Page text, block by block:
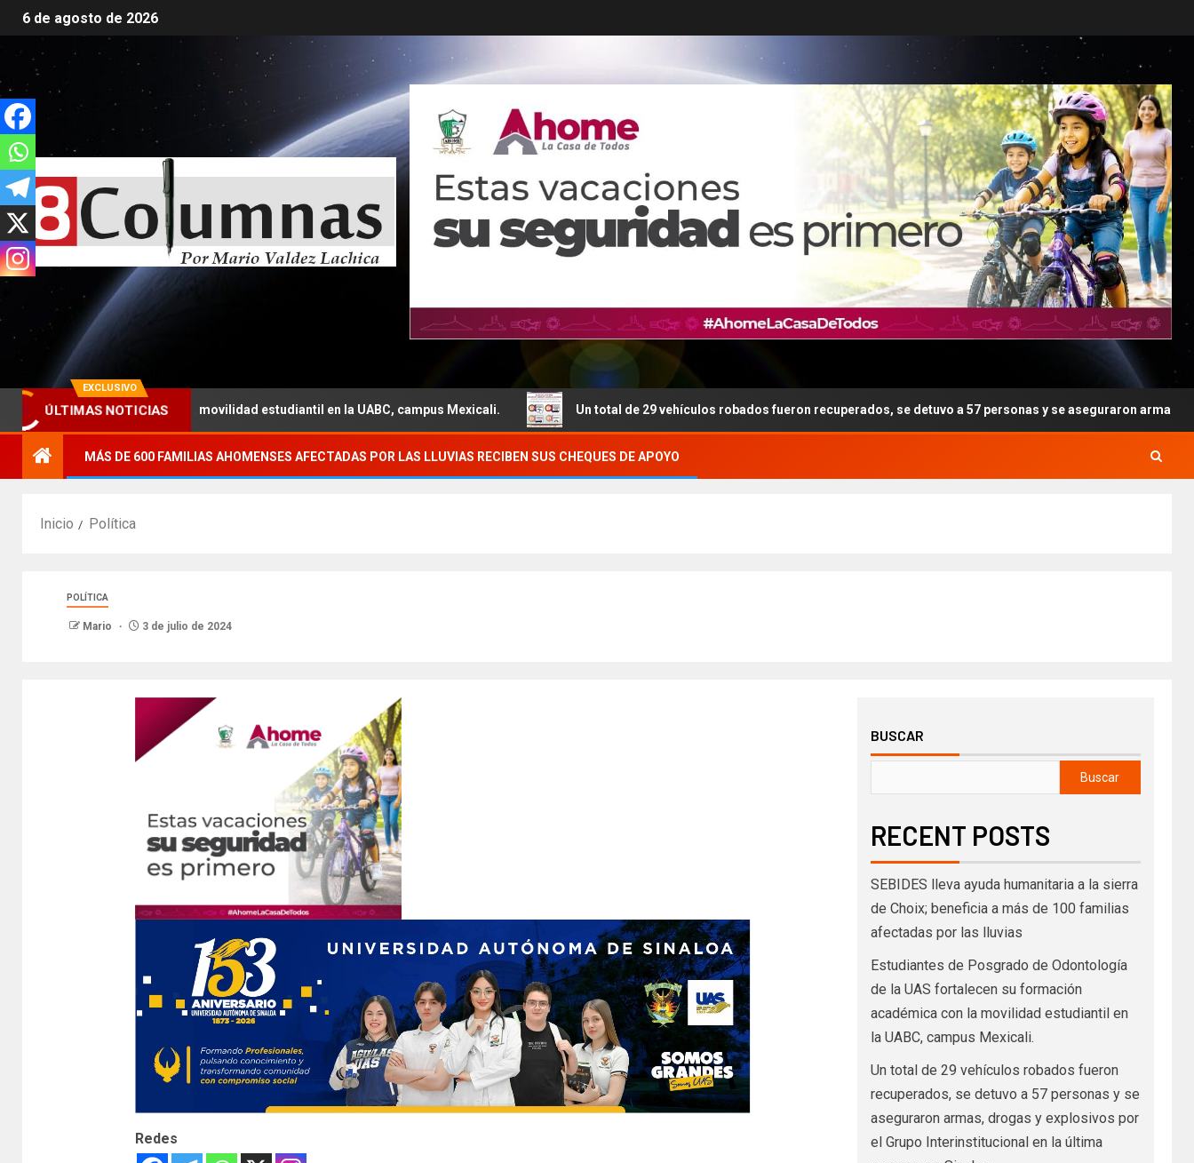
6 de agosto de 2026
EXCLUSIVO
ÚLTIMAS NOTICIAS
con la movilidad estudiantil en la UABC, campus Mexicali. Un total de 29 vehículos robados fueron recuperados, se detuvo a 57 personas y se aseguraron armas, drogas y
MÁS DE 600 FAMILIAS AHOMENSES AFECTADAS POR LAS LLUVIAS RECIBEN SUS CHEQUES DE APOYO
Inicio Política
POLÍTICA
Mario 3 de julio de 2024
Redes
BUSCAR
Buscar
RECENT POSTS
SEBIDES lleva ayuda humanitaria a la sierra
de Choix; beneficia a más de 100 familias
afectadas por las lluvias
Estudiantes de Posgrado de Odontología
de la UAS fortalecen su formación
académica con la movilidad estudiantil en
la UABC, campus Mexicali.
Un total de 29 vehículos robados fueron
recuperados, se detuvo a 57 personas y se
aseguraron armas, drogas y explosivos por
el Grupo Interinstitucional en la última